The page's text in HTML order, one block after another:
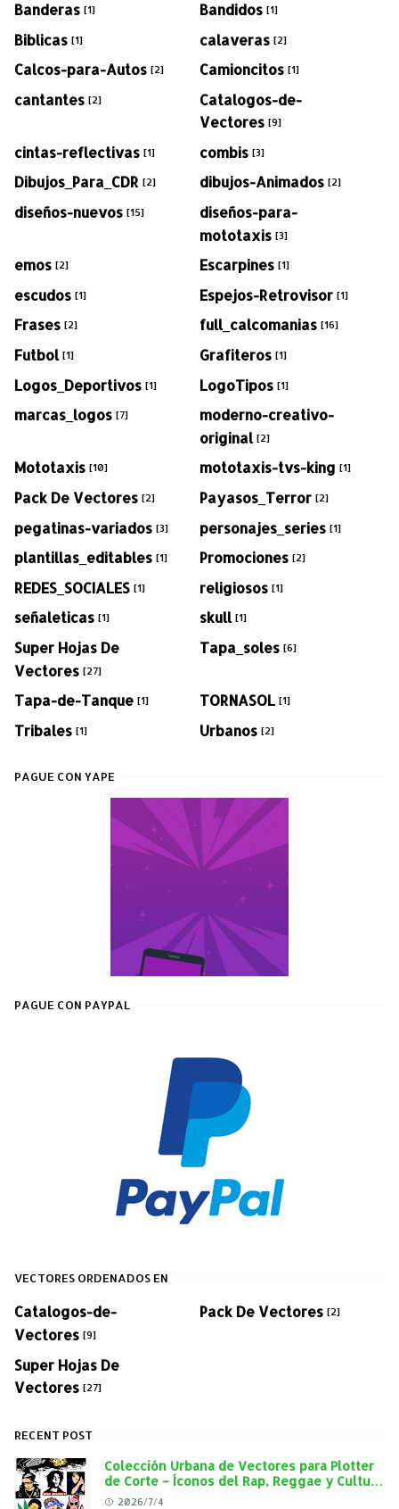
Banderas [1] Bandidos [1]
Biblicas [1] calaveras [2]
Calcos-para-Autos [2] Camioncitos [1]
cantantes [2]
Catalogos-de-
Vectores [9]
cintas-reflectivas [1] combis [3]
Dibujos_Para_CDR [2] dibujos-Animados [2]
diseños-nuevos [15]
diseños-para-
mototaxis [3]
emos [2] Escarpines [1]
escudos [1] Espejos-Retrovisor [1]
Frases [2] full_calcomanias [16]
Futbol [1] Grafiteros [1]
Logos_Deportivos [1] LogoTipos [1]
marcas_logos [7]
moderno-creativo-
original [2]
Mototaxis [10] mototaxis-tvs-king [1]
Pack De Vectores [2] Payasos_Terror [2]
pegatinas-variados [3] personajes_series [1]
plantillas_editables [1] Promociones [2]
REDES_SOCIALES [1] religiosos [1]
señaleticas [1] skull [1]
Super Hojas De
Vectores [27]
Tapa_soles [6]
Tapa-de-Tanque [1] TORNASOL [1]
Tribales [1] Urbanos [2]
PAGUE CON YAPE
PAGUE CON PAYPAL
VECTORES ORDENADOS EN
Catalogos-de-
Vectores [9]
Pack De Vectores [2]
Super Hojas De
Vectores [27]
RECENT POST
Colección Urbana de Vectores para Plotter
de Corte – Íconos del Rap, Reggae y Cultura
Street en Alta Calidad
2026/7/4